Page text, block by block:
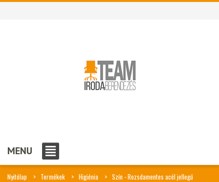
MENU
Nyitólap Termékek Higiénia Szín - Rozsdamentes acél jellegű